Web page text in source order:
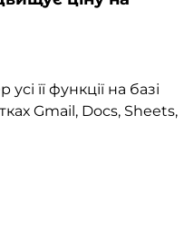
її функції на базі
Gmail, Docs, Sheets,